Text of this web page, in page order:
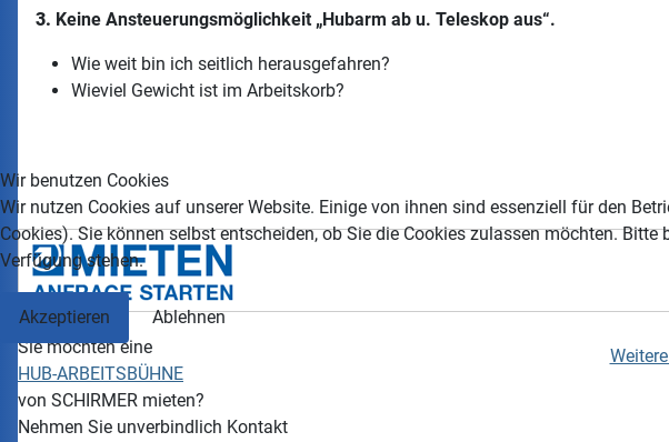
3. Keine Ansteuerungsmöglichkeit „Hubarm ab u. Teleskop aus“.
Wie weit bin ich seitlich herausgefahren?
Wieviel Gewicht ist im Arbeitskorb?
Sie möchten eine
HUB-ARBEITSBÜHNE
von SCHIRMER mieten?
Nehmen Sie unverbindlich Kontakt
Wir benutzen Cookies
Wir nutzen Cookies auf unserer Website. Einige von ihnen sind essenziell für den
Cookies). Sie können selbst entscheiden, ob Sie die Cookies zulassen möchten.
Verfügung stehen.
Akzeptieren
Ablehnen